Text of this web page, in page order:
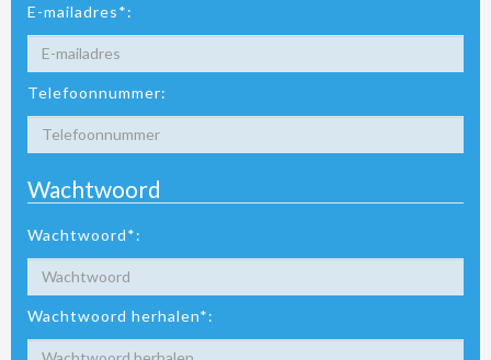
E-mailadres*:
Telefoonnummer:
Wachtwoord
Wachtwoord*:
Wachtwoord herhalen*: